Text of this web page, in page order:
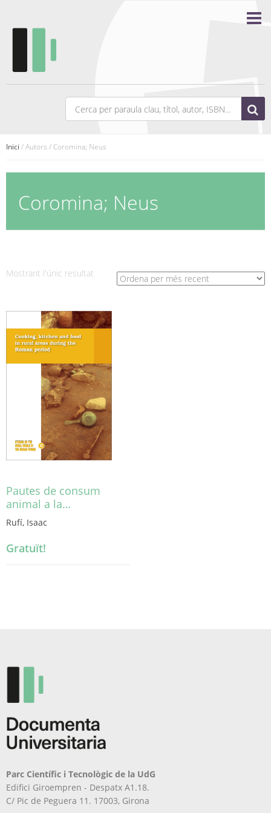
Inici / Autors / Coromina; Neus
Coromina; Neus
Mostrant l'únic resultat
Pautes de consum
animal a la…
Rufí, Isaac
Gratuït!
Parc Científic i Tecnològic de la UdG
Edifici Giroempren - Despatx A1.18.
C/ Pic de Peguera 11. 17003, Girona